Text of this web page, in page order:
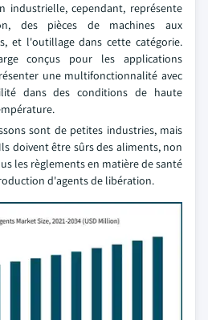
industrielle, cependant, représente
des pièces de machines aux
et l'outillage dans cette catégorie.
conçus pour les applications
une multifonctionnalité avec
dans des conditions de haute
sont de petites industries, mais
doivent être sûrs des aliments, non
les règlements en matière de santé
d'agents de libération.